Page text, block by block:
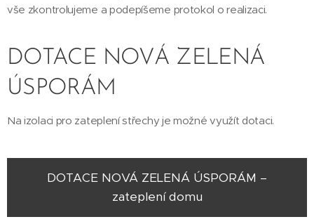
vše zkontrolujeme a podepíšeme protokol o realizaci.
DOTACE NOVÁ ZELENÁ
ÚSPORÁM
Na izolaci pro zateplení střechy je možné využít dotaci.
DOTACE NOVÁ ZELENÁ ÚSPORÁM –
zateplení domu